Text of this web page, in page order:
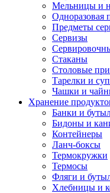
Мельницы и
Одноразовая
Предметы
Сервизы
Стаканы
Столовые
Тарелки и
Чашки и
Хранение
Банки и
Бидоны и
Контейнеры
Ланч-боксы
Термокружки
Термосы
Фляги и
Хлебницы и